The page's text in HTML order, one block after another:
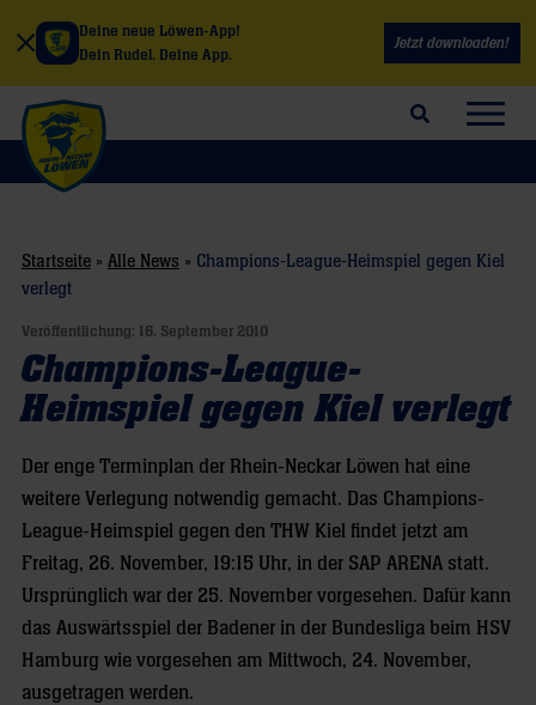
Deine neue Löwen-App!
Dein Rudel. Deine App.
Jetzt downloaden!
Suchfeld öffnen
Startseite » Alle News » Champions-League-Heimspiel gegen Kiel
verlegt
Veröffentlichung: 16. September 2010
Champions-League-
Heimspiel gegen Kiel verlegt
Der enge Terminplan der Rhein-Neckar Löwen hat eine
weitere Verlegung notwendig gemacht. Das Champions-
League-Heimspiel gegen den THW Kiel findet jetzt am
Freitag, 26. November, 19:15 Uhr, in der SAP ARENA statt.
Ursprünglich war der 25. November vorgesehen. Dafür kann
das Auswärtsspiel der Badener in der Bundesliga beim HSV
Hamburg wie vorgesehen am Mittwoch, 24. November,
ausgetragen werden.